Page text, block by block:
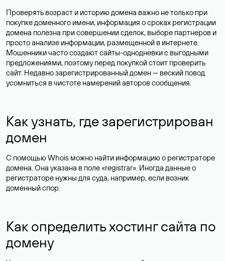
Проверять возраст и историю домена важно не только при
покупке доменного имени, информация о сроках регистрации
домена полезна при совершении сделок, выборе партнеров и
просто анализе информации, размещенной в интернете.
Мошенники часто создают сайты-однодневки с выгодными
предложениями, поэтому перед покупкой стоит проверить
сайт. Недавно зарегистрированный домен — веский повод
усомниться в чистоте намерений авторов сообщения.
Как узнать, где зарегистрирован
домен
С помощью Whois можно найти информацию о регистраторе
домена. Она указана в поле «registrar». Иногда данные о
регистраторе нужны для суда, например, если возник
доменный спор.
Как определить хостинг сайта по
домену